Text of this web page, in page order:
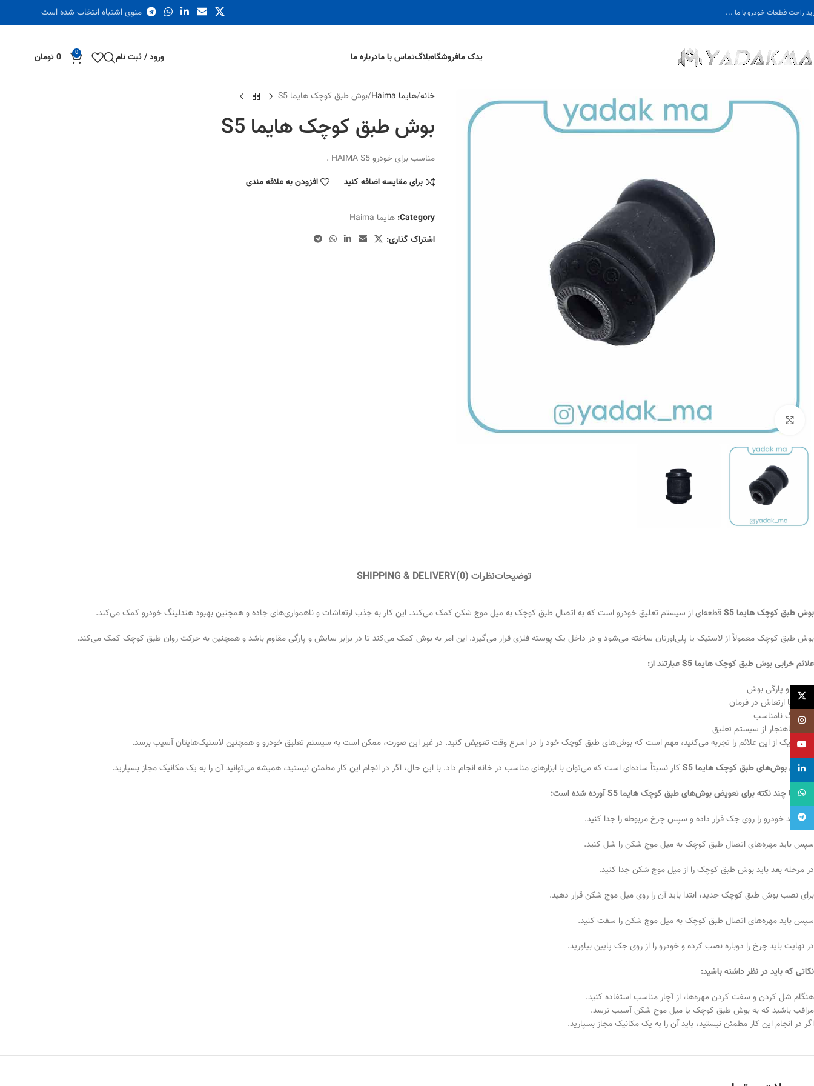
راحت قطعات خودرو با ما ... منوی اشتباه انتخاب شده است
یدک مافروشگاهبلاگتماس با مادرباره ما ورود / ثبت نام 0
0تومان
برای بزرگنمایی کلیک کنید
خانه هایما Haima بوش طبق کوچک هایما S5
بوش طبق کوچک هایما S5
مناسب برای خودرو HAIMA S5 .
برای مقایسه اضافه کنید
افزودن به علاقه مندی
Category: هایما Haima
اشتراک گذاری:
توضیحاتنظرات (0) SHIPPING & DELIVERY
بوش طبق کوچک هایما S5
قطعه‌ای از سیستم تعلیق خودرو است که به اتصال طبق کوچک به میل موج شکن کمک می‌کند. این کار به جذب ارتعاشات و ناهمواری‌های جاده و همچنین بهبود هندلینگ خودرو کمک می‌کند.
بوش طبق کوچک معمولاً از لاستیک یا پلی‌اورتان ساخته می‌شود و در داخل یک پوسته فلزی قرار می‌گیرد. این امر به بوش کمک می‌کند تا در برابر سایش و پارگی مقاوم باشد و همچنین به حرکت روان طبق کوچک کمک می‌کند.
علائم خرابی بوش طبق کوچک هایما S5 عبارتند از:
سایش و پارگی بوش
لرزش یا ارتعاش در فرمان
هندلینگ نامناسب
صدای ناهنجار از سیستم تعلیق
اگر هر یک از این علائم را تجربه می‌کنید، مهم است که بوش‌های طبق کوچک خود را در اسرع وقت تعویض کنید. در غیر این صورت، ممکن است به سیستم تعلیق خودرو و همچنین لاستیک‌هایتان آسیب برسد.
تعویض بوش‌های طبق کوچک هایما S5
کار نسبتاً ساده‌ای است که می‌توان با ابزارهای مناسب در خانه انجام داد. با این حال، اگر در انجام این کار مطمئن نیستید، همیشه می‌توانید آن را به یک مکانیک مجاز بسپارید.
در اینجا چند نکته برای تعویض بوش‌های طبق کوچک هایما S5 آورده شده است:
ابتدا باید خودرو را روی جک قرار داده و سپس چرخ مربوطه را جدا کنید.
سپس باید مهره‌های اتصال طبق کوچک به میل موج شکن را شل کنید.
در مرحله بعد باید بوش طبق کوچک را از میل موج شکن جدا کنید.
برای نصب بوش طبق کوچک جدید، ابتدا باید آن را روی میل موج شکن قرار دهید.
سپس باید مهره‌های اتصال طبق کوچک به میل موج شکن را سفت کنید.
در نهایت باید چرخ را دوباره نصب کرده و خودرو را از روی جک پایین بیاورید.
نکاتی که باید در نظر داشته باشید:
هنگام شل کردن و سفت کردن مهره‌ها، از آچار مناسب استفاده کنید.
مراقب باشید که به بوش طبق کوچک یا میل موج شکن آسیب نرسد.
اگر در انجام این کار مطمئن نیستید، باید آن را به یک مکانیک مجاز بسپارید.
X
اینستاگرام
یوتیوب
لینکداین
واتساپ
تلگرام